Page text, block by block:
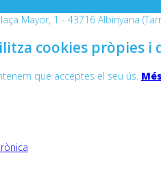
Mayor, 1 - 43716 Albinyana
cookies pròpies i
que acceptes el seu ús.